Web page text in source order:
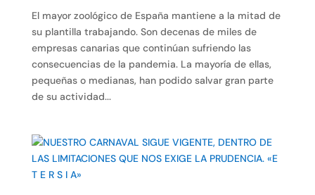
El mayor zoológico de España mantiene a la mitad de
su plantilla trabajando. Son decenas de miles de
empresas canarias que continúan sufriendo las
consecuencias de la pandemia. La mayoría de ellas,
pequeñas o medianas, han podido salvar gran parte
de su actividad...